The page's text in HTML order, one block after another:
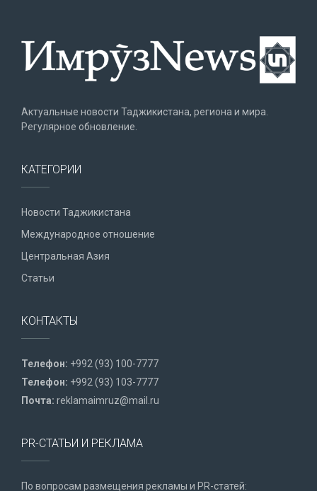
Актуальные новости Таджикистана, региона и мира.
Регулярное обновление.
КАТЕГОРИИ
Новости Таджикистана
Международное отношение
Центральная Азия
Статьи
КОНТАКТЫ
Телефон: +992 (93) 100-7777
Телефон: +992 (93) 103-7777
Почта: reklamaimruz@mail.ru
PR-СТАТЬИ И РЕКЛАМА
По вопросам размещения рекламы и PR-статей: